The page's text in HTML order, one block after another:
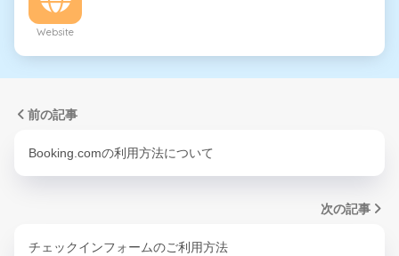
Website
前の記事
Booking.comの利用方法について
次の記事
チェックインフォームのご利用方法